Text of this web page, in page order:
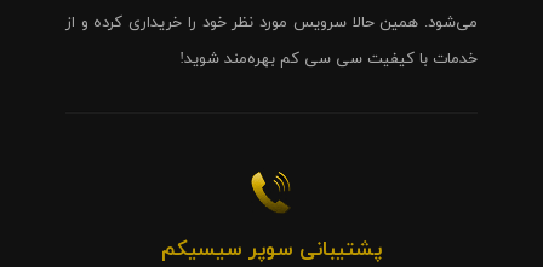
می‌شود. همین حالا سرویس مورد نظر خود را خریداری کرده و از
خدمات با کیفیت سی سی کم بهره‌مند شوید!
پشتیبانی سوپر سیسیکم